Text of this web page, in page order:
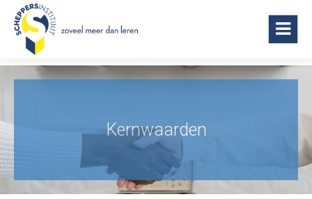
Scheppersinstituut Wetteren
Kernwaarden